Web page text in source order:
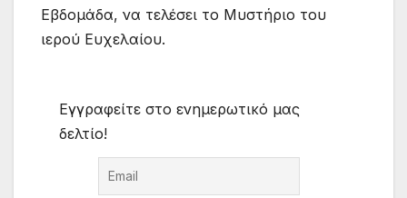
Εβδομάδα, να τελέσει το Μυστήριο του
ιερού Ευχελαίου.
Εγγραφείτε στο ενημερωτικό μας
δελτίο!